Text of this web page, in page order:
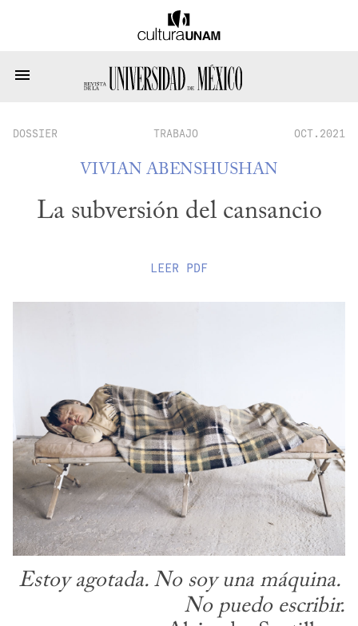
DOSSIER TRABAJO OCT.2021
VIVIAN ABENSHUSHAN
La subversión del cansancio
LEER PDF
Estoy agotada. No soy una máquina.
No puedo escribir.